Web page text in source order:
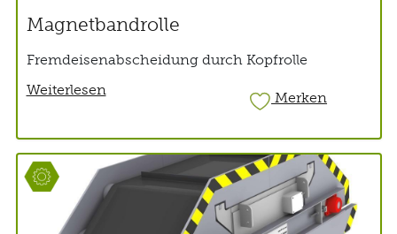
Magnetbandrolle
Fremdeisenabscheidung durch Kopfrolle
Weiterlesen
Merken